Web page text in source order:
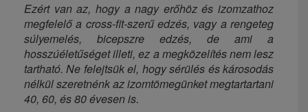
Ezért van az, hogy a nagy erőhöz és izomzathoz
megfelelő a cross-fit-szerű edzés, vagy a rengeteg
súlyemelés, bicepszre edzés, de ami a
hosszúéletűséget illeti, ez a megközelítés nem lesz
tartható. Ne felejtsük el, hogy sérülés és károsodás
nélkül szeretnénk az izomtömegünket megtartartani
40, 60, és 80 évesen is.